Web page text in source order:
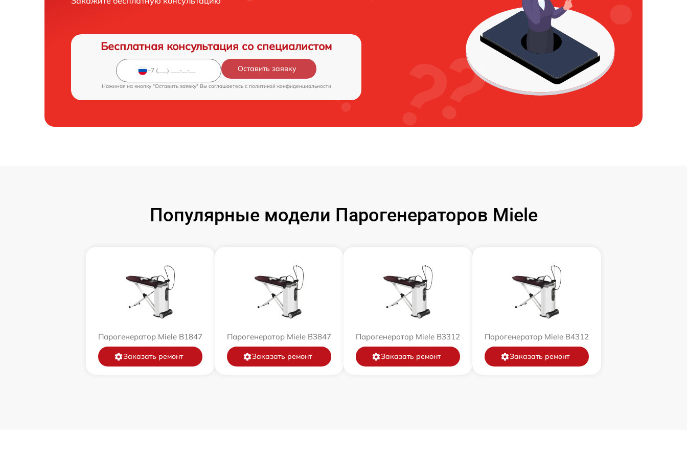
Бесплатная консультация со специалистом
Оставить заявку
Нажимая на кнопку "Оставить заявку" Вы соглашаетесь c политикой конфиденциальности
Популярные модели Парогенераторов Miele
Парогенератор Miele B1847
Заказать ремонт
Парогенератор Miele B3847
Заказать ремонт
Парогенератор Miele B3312
Заказать ремонт
Парогенератор Miele B4312
Заказать ремонт